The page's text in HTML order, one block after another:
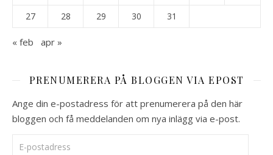
27
28 29 30 31
« feb apr »
PRENUMERERA PÅ BLOGGEN VIA EPOST
Ange din e-postadress för att prenumerera på den här
bloggen och få meddelanden om nya inlägg via e-post.
E-postadress